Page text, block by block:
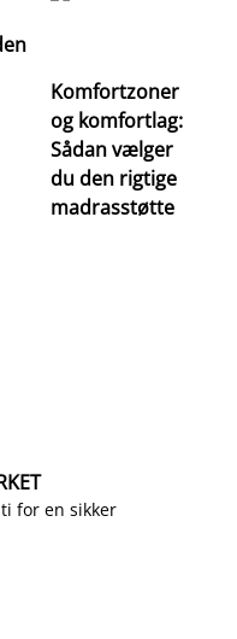
Komfortzoner
og komfortlag:
Sådan vælger
du den rigtige
madrasstøtte
for en sikker